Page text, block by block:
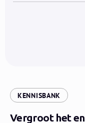
KENNISBANK
Vergroot het